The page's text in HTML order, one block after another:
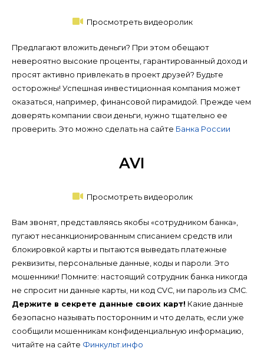
Просмотреть видеоролик
Предлагают вложить деньги? При этом обещают
невероятно высокие проценты, гарантированный доход и
просят активно привлекать в проект друзей? Будьте
осторожны! Успешная инвестиционная компания может
оказаться, например, финансовой пирамидой. Прежде чем
доверять компании свои деньги, нужно тщательно ее
проверить. Это можно сделать на сайте Банка России
AVI
Просмотреть видеоролик
Вам звонят, представляясь якобы «сотрудником банка»,
пугают несанкционированным списанием средств или
блокировкой карты и пытаются выведать платежные
реквизиты, персональные данные, коды и пароли. Это
мошенники! Помните: настоящий сотрудник банка никогда
не спросит ни данные карты, ни код CVC, ни пароль из СМС.
Держите в секрете данные своих карт! Какие данные
безопасно называть посторонним и что делать, если уже
сообщили мошенникам конфиденциальную информацию,
читайте на сайте Финкульт.инфо